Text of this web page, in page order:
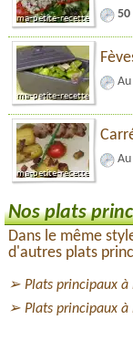
Nos plats
Dans le même
d'autres plats
Plats principaux à
Plats principaux à